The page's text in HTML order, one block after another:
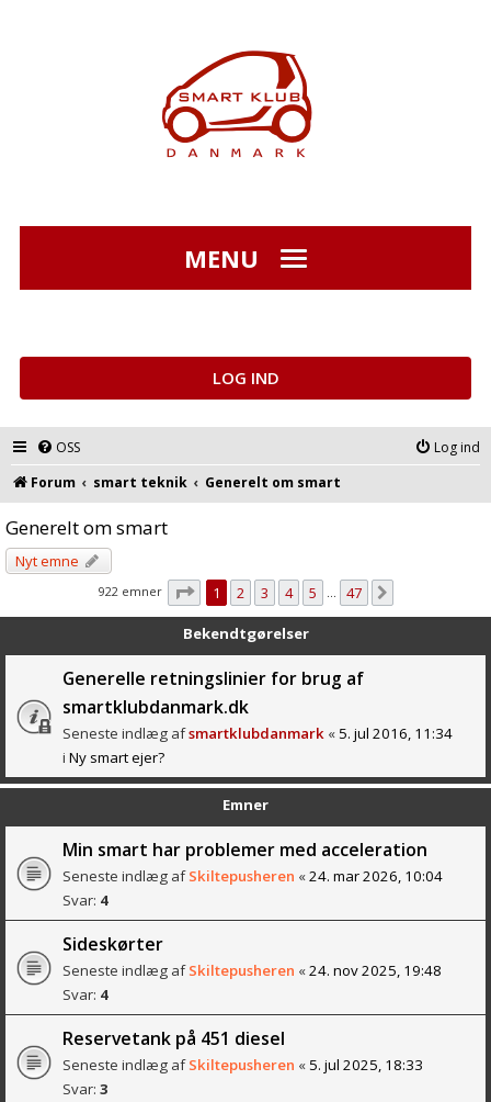
MENU
LOG IND
OSS
Log ind
Forum
smart teknik Generelt om smart
Generelt om smart
Nyt emne
922 emner Side af 47
1 2 3 4 5 … 47
Bekendtgørelser
Generelle retningslinier for brug af
smartklubdanmark.dk
Seneste indlæg afsmartklubdanmark « 5. jul 2016, 11:34
i Ny smart ejer?
Emner
Min smart har problemer med acceleration
Seneste indlæg afSkiltepusheren «24. mar 2026, 10:04
Svar: 4
Sideskørter
Seneste indlæg afSkiltepusheren «24. nov 2025, 19:48
Svar: 4
Reservetank på 451 diesel
Seneste indlæg afSkiltepusheren « 5. jul 2025, 18:33
Svar: 3